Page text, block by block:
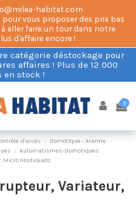
habitat.com
vous proposer des prix bas
aller faire un tour dans notre
d'affaire encore !
catégorie déstockage pour
affaires ! Plus de 12 000
en stock !
0
d'accès
Domotique - Alarme
Automatismes-Domotiques
Micro Module,etc
Variateur,